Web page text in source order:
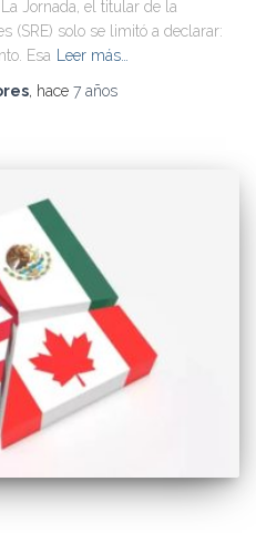
Jornada, el titular de la
(SRE) solo se limitó a declarar:
Esa
Leer más…
, hace 7 años